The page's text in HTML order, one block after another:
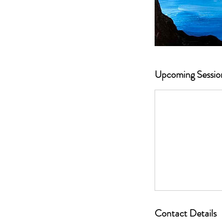
Upcoming
Contact Details